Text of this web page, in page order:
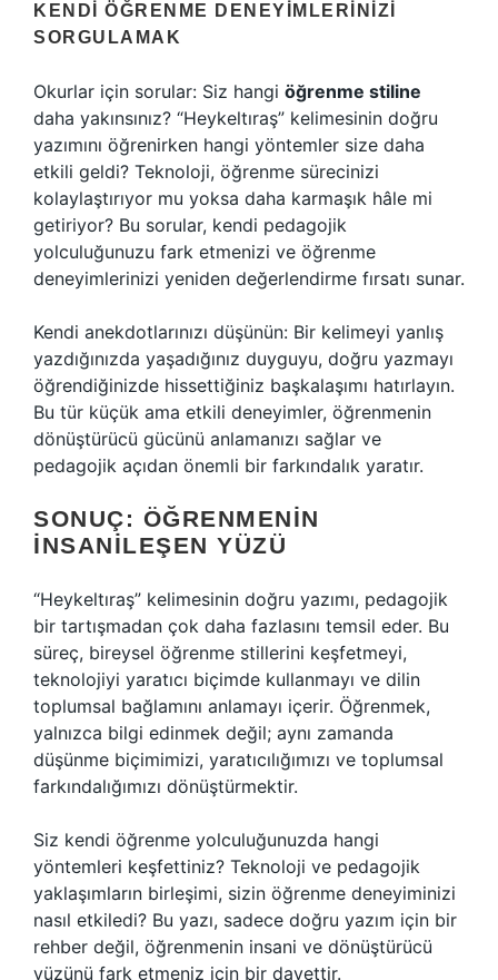
KENDI ÖĞRENME DENEYIMLERINIZI
SORGULAMAK
Okurlar için sorular: Siz hangi öğrenme stiline
daha yakınsınız? “Heykeltıraş” kelimesinin doğru
yazımını öğrenirken hangi yöntemler size daha
etkili geldi? Teknoloji, öğrenme sürecinizi
kolaylaştırıyor mu yoksa daha karmaşık hâle mi
getiriyor? Bu sorular, kendi pedagojik
yolculuğunuzu fark etmenizi ve öğrenme
deneyimlerinizi yeniden değerlendirme fırsatı sunar.
Kendi anekdotlarınızı düşünün: Bir kelimeyi yanlış
yazdığınızda yaşadığınız duyguyu, doğru yazmayı
öğrendiğinizde hissettiğiniz başkalaşımı hatırlayın.
Bu tür küçük ama etkili deneyimler, öğrenmenin
dönüştürücü gücünü anlamanızı sağlar ve
pedagojik açıdan önemli bir farkındalık yaratır.
SONUÇ: ÖĞRENMENIN
İNSANILEŞEN YÜZÜ
“Heykeltıraş” kelimesinin doğru yazımı, pedagojik
bir tartışmadan çok daha fazlasını temsil eder. Bu
süreç, bireysel öğrenme stillerini keşfetmeyi,
teknolojiyi yaratıcı biçimde kullanmayı ve dilin
toplumsal bağlamını anlamayı içerir. Öğrenmek,
yalnızca bilgi edinmek değil; aynı zamanda
düşünme biçimimizi, yaratıcılığımızı ve toplumsal
farkındalığımızı dönüştürmektir.
Siz kendi öğrenme yolculuğunuzda hangi
yöntemleri keşfettiniz? Teknoloji ve pedagojik
yaklaşımların birleşimi, sizin öğrenme deneyiminizi
nasıl etkiledi? Bu yazı, sadece doğru yazım için bir
rehber değil, öğrenmenin insani ve dönüştürücü
yüzünü fark etmeniz için bir davettir.